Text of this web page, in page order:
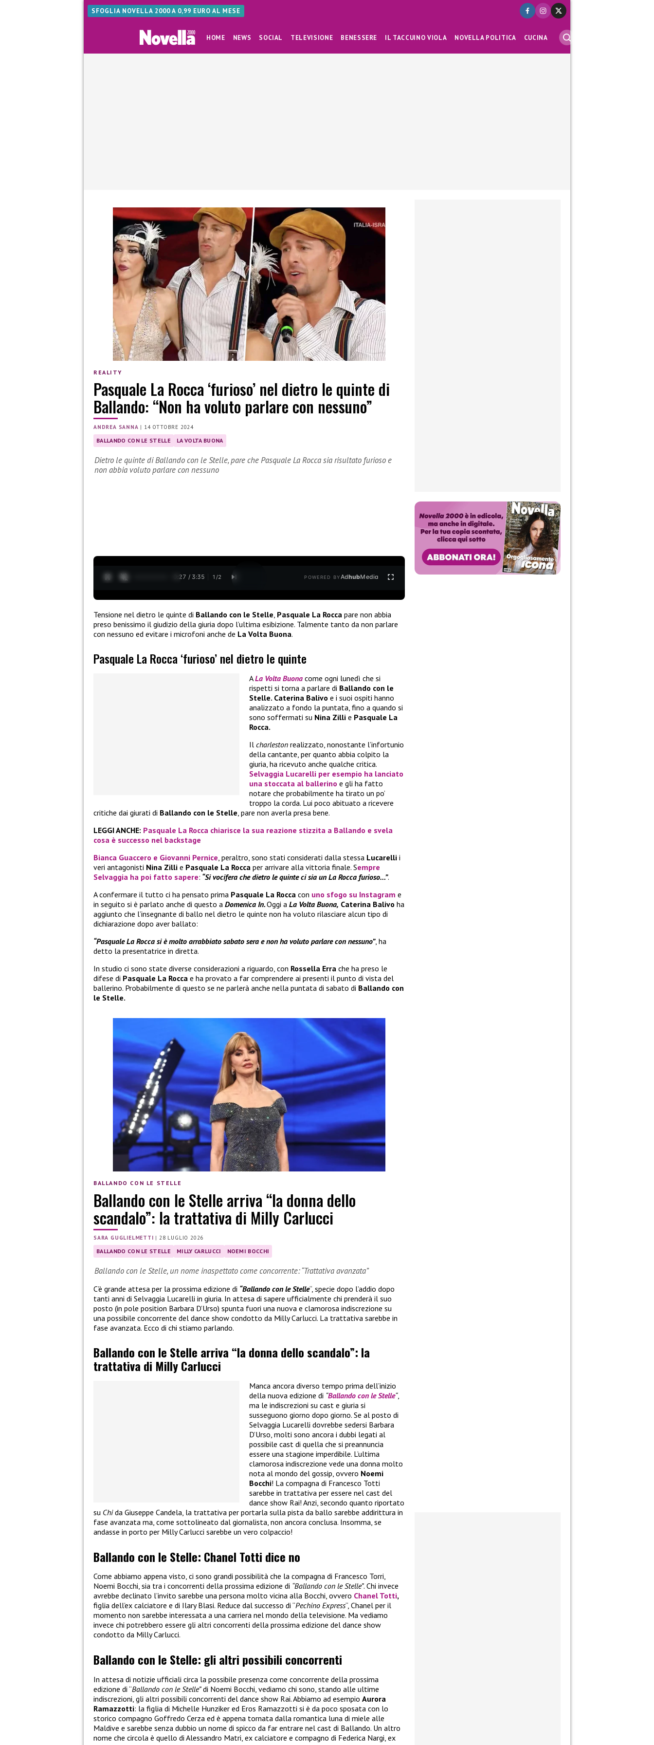
SFOGLIA NOVELLA 2000 A 0,99 EURO AL MESE
HOME NEWS SOCIAL TELEVISIONE BENESSERE IL TACCUINO VIOLA NOVELLA POLITICA CUCINA
REALITY
Pasquale La Rocca ‘furioso’ nel dietro le quinte di
Ballando: “Non ha voluto parlare con nessuno”
ANDREA SANNA | 14 OTTOBRE 2024
BALLANDO CON LE STELLE LA VOLTA BUONA
Dietro le quinte di Ballando con le Stelle, pare che Pasquale La Rocca sia risultato furioso e
non abbia voluto parlare con nessuno
0:28 / 3:35 1 /2 POWERED BYAdhubMedia
Tensione nel dietro le quinte di Ballando con le Stelle Pasquale La Rocca pare non abbia
preso benissimo il giudizio della giuria dopo l’ultima esibizione. Talmente tanto da non parlare
con nessuno ed evitare i microfoni anche de La Volta Buona.
Pasquale La Rocca ‘furioso’ nel dietro le quinte
ALa Volta Buona come ogni lunedì che si
rispetti si torna a parlare di Ballando con le
Stelle. Caterina Balivo e i suoi ospiti hanno
analizzato a fondo la puntata, fino a quando si
sono soffermati su Nina Zilli e Pasquale La
Rocca.
Il charleston realizzato, nonostante l’infortunio
della cantante, per quanto abbia colpito la
giuria, ha ricevuto anche qualche critica.
Selvaggia Lucarelli per esempio ha lanciato
una stoccata al ballerino e gli ha fatto
notare che probabilmente ha tirato un po’
troppo la corda. Lui poco abituato a ricevere
critiche dai giurati di Ballando con le Stelle, pare non averla presa bene.
LEGGI ANCHE: Pasquale La Rocca chiarisce la sua reazione stizzita a Ballando e svela
cosa è successo nel backstage
Bianca Guaccero e Giovanni Pernice, peraltro, sono stati considerati dalla stessa Lucarelli i
veri antagonisti Nina Zilli e Pasquale La Rocca per arrivare alla vittoria finale. Sempre
Selvaggia ha poi fatto sapere: “Si vocifera che dietro le quinte ci sia un La Rocca furioso…”.
A confermare il tutto ci ha pensato prima Pasquale La Rocca con uno sfogo su Instagram e
in seguito si è parlato anche di questo a Domenica In.Oggi a La Volta Buona, Caterina Balivo ha
aggiunto che l’insegnante di ballo nel dietro le quinte non ha voluto rilasciare alcun tipo di
dichiarazione dopo aver ballato:
“Pasquale La Rocca si è molto arrabbiato sabato sera e non ha voluto parlare con nessuno”, ha
detto la presentatrice in diretta.
In studio ci sono state diverse considerazioni a riguardo, con Rossella Erra che ha preso le
difese di Pasquale La Rocca e ha provato a far comprendere ai presenti il punto di vista del
ballerino. Probabilmente di questo se ne parlerà anche nella puntata di sabato di Ballando con
le Stelle.
BALLANDO CON LE STELLE
Ballando con le Stelle arriva “la donna dello
scandalo”: la trattativa di Milly Carlucci
SARA GUGLIELMETTI |28 LUGLIO 2026
BALLANDO CON LE STELLE MILLY CARLUCCI NOEMI BOCCHI
Ballando con le Stelle, un nome inaspettato come concorrente: “Trattativa avanzata”
C’è grande attesa per la prossima edizione di “Ballando con le Stelle“, specie dopo l’addio dopo
tanti anni di Selvaggia Lucarelli in giuria. In attesa di sapere ufficialmente chi prenderà il suo
posto (in pole position Barbara D’Urso) spunta fuori una nuova e clamorosa indiscrezione su
una possibile concorrente del dance show condotto da Milly Carlucci. La trattativa sarebbe in
fase avanzata. Ecco di chi stiamo parlando.
Ballando con le Stelle arriva “la donna dello scandalo”: la
trattativa di Milly Carlucci
Manca ancora diverso tempo prima dell’inizio
della nuova edizione di “Ballando con le Stelle“,
ma le indiscrezioni su cast e giuria si
susseguono giorno dopo giorno. Se al posto di
Selvaggia Lucarelli dovrebbe sedersi Barbara
D’Urso, molti sono ancora i dubbi legati al
possibile cast di quella che si preannuncia
essere una stagione imperdibile. L’ultima
clamorosa indiscrezione vede una donna molto
nota al mondo del gossip, ovvero Noemi
Bocchi! La compagna di Francesco Totti
sarebbe in trattativa per essere nel cast del
dance show Rai! Anzi, secondo quanto riportato
su Chida Giuseppe Candela, la trattativa per portarla sulla pista da ballo sarebbe addirittura in
fase avanzata ma, come sottolineato dal giornalista, non ancora conclusa. Insomma, se
andasse in porto per Milly Carlucci sarebbe un vero colpaccio!
Ballando con le Stelle: Chanel Totti dice no
Come abbiamo appena visto, ci sono grandi possibilità che la compagna di Francesco Torri,
Noemi Bocchi, sia tra i concorrenti della prossima edizione di “Ballando con le Stelle”. Chi invece
avrebbe declinato l’invito sarebbe una persona molto vicina alla Bocchi, ovvero Chanel Totti,
figlia dell’ex calciatore e di Ilary Blasi. Reduce dal successo di “Pechino Express“, Chanel per il
momento non sarebbe interessata a una carriera nel mondo della televisione. Ma vediamo
invece chi potrebbero essere gli altri concorrenti della prossima edizione del dance show
condotto da Milly Carlucci.
Ballando con le Stelle: gli altri possibili concorrenti
In attesa di notizie ufficiali circa la possibile presenza come concorrente della prossima
edizione di “Ballando con le Stelle”di Noemi Bocchi, vediamo chi sono, stando alle ultime
indiscrezioni, gli altri possibili concorrenti del dance show Rai. Abbiamo ad esempio Aurora
Ramazzotti: la figlia di Michelle Hunziker ed Eros Ramazzotti si è da poco sposata con lo
storico compagno Goffredo Cerza ed è appena tornata dalla romantica luna di miele alle
Maldive e sarebbe senza dubbio un nome di spicco da far entrare nel cast di Ballando. Un altro
nome che circola è quello di Alessandro Matri, ex calciatore e compagno di Federica Nargi, ex